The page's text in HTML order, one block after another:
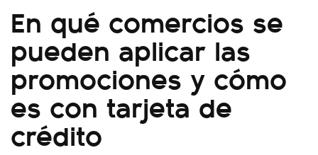
En qué comercios se
pueden aplicar las
promociones y cómo
es con tarjeta de
crédito